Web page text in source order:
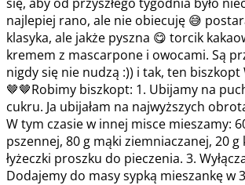
najlepiej rano, ale nie obiecuję 😅
klasyka, ale jakże pyszna 😋 torcik
kremem z mascarpone i owocami. Są
nigdy się nie nudzą :)) i tak, ten biszkopt
🤎🤎Robimy biszkopt: 1. Ubijamy na
cukru. Ja ubijałam na najwyższych
W tym czasie w innej misce mieszamy:
pszennej, 80 g mąki ziemniaczanej, 20 g
łyżeczki proszku do pieczenia. 3.
Dodajemy do masy sypką mieszankę w